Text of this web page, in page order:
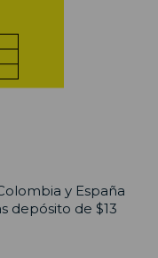
y España
depósito de $13